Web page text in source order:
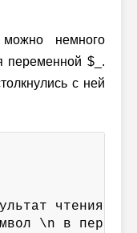
немного
переменной $_.
с ней
чтения
\n в